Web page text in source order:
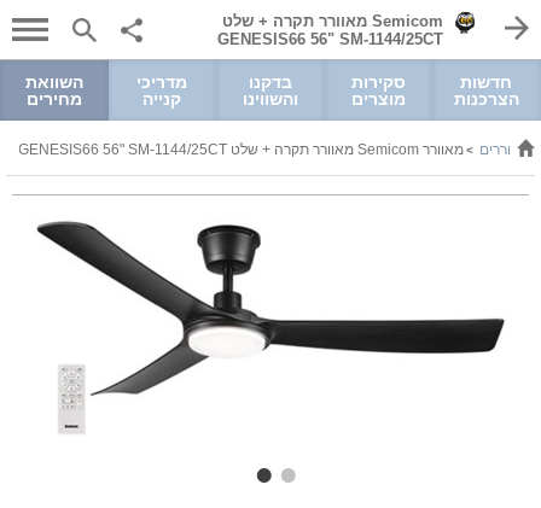
Semicom מאוורר תקרה + שלט
GENESIS66 56" SM-1144/25CT
חדשות
הצרכנות
סקירות
מוצרים
בדקנו
והשווינו
מדריכי
קנייה
השוואת
מחירים
מאווררים >מאוורר Semicom מאוורר תקרה + שלט GENESIS66 56" SM-1144/25CT